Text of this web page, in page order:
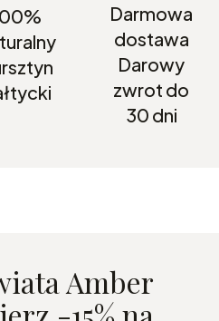
Darmowa
dostawa
Darowy
zwrot do
30 dni
Amber